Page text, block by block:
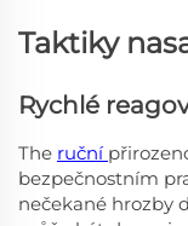
Taktiky
Rychlé
The ruční
bezpečnostním
nečekané hrozby